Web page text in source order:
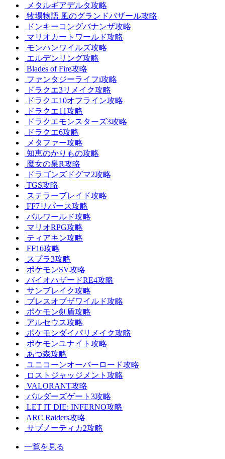
メタルギアデルタ攻略
牧場物語 風のグランドバザール攻略
ドンキーコングバナンザ攻略
マリオカートワールド攻略
モンハンワイルズ攻略
エルデンリング攻略
Blades of Fire攻略
ファンタジーライフi攻略
ドラクエ3リメイク攻略
ドラクエ10オフライン攻略
ドラクエ11攻略
ドラクエモンスターズ3攻略
ドラクエ6攻略
メタファー攻略
知恵のかりもの攻略
魔女の泉R攻略
ドラゴンズドグマ2攻略
TGS攻略
ステラーブレイド攻略
FF7リバース攻略
パルワールド攻略
マリオRPG攻略
ティアキン攻略
FF16攻略
スプラ3攻略
ポケモンSV攻略
バイオハザードRE4攻略
サンブレイク攻略
ブレスオブザワイルド攻略
ポケモン剣盾攻略
アルセウス攻略
ポケモンダイパリメイク攻略
ポケモンユナイト攻略
あつ森攻略
ユニコーンオーバーロード攻略
ロストジャッジメント攻略
VALORANT攻略
バルダーズゲート3攻略
LET IT DIE: INFERNO攻略
ARC Raiders攻略
サブノーティカ2攻略
一覧を見る